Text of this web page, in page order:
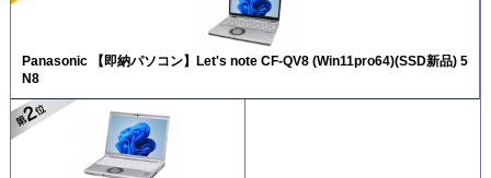
Panasonic 【即納パソコン】Let's note CF-QV8 (Win11pro64)(SSD新品) 5
N8